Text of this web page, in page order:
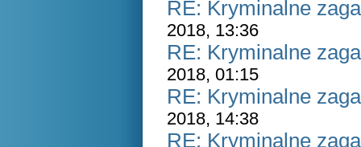
RE: Kryminalne
2018, 13:36
RE: Kryminalne
2018, 01:15
RE: Kryminalne
2018, 14:38
RE: Kryminalne